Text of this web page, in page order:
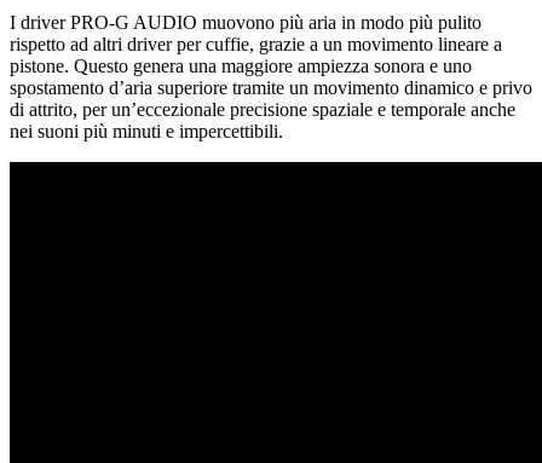
I driver PRO-G AUDIO muovono più aria in modo più pulito
rispetto ad altri driver per cuffie, grazie a un movimento lineare a
pistone. Questo genera una maggiore ampiezza sonora e uno
spostamento d’aria superiore tramite un movimento dinamico e privo
di attrito, per un’eccezionale precisione spaziale e temporale anche
nei suoni più minuti e impercettibili.